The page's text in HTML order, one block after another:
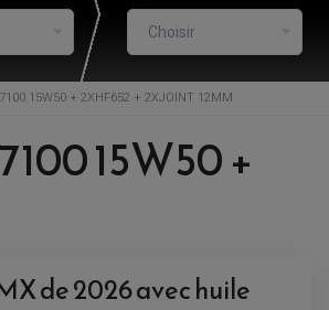
Choisir
15W50 + 2XHF652 + 2XJOINT 12MM
15W50 +
de 2026 avec huile